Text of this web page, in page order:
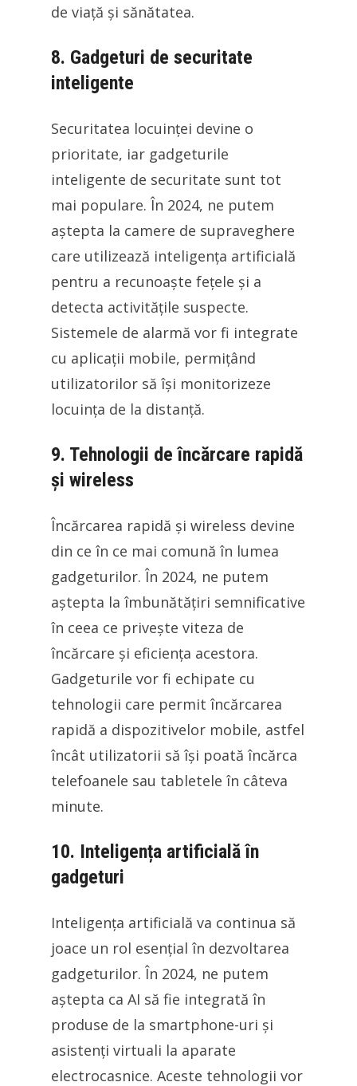
de viață și sănătatea.
8. Gadgeturi de securitate
inteligente
Securitatea locuinței devine o
prioritate, iar gadgeturile
inteligente de securitate sunt tot
mai populare. În 2024, ne putem
aștepta la camere de supraveghere
care utilizează inteligența artificială
pentru a recunoaște fețele și a
detecta activitățile suspecte.
Sistemele de alarmă vor fi integrate
cu aplicații mobile, permițând
utilizatorilor să își monitorizeze
locuința de la distanță.
9. Tehnologii de încărcare rapidă
și wireless
Încărcarea rapidă și wireless devine
din ce în ce mai comună în lumea
gadgeturilor. În 2024, ne putem
aștepta la îmbunătățiri semnificative
în ceea ce privește viteza de
încărcare și eficiența acestora.
Gadgeturile vor fi echipate cu
tehnologii care permit încărcarea
rapidă a dispozitivelor mobile, astfel
încât utilizatorii să își poată încărca
telefoanele sau tabletele în câteva
minute.
10. Inteligența artificială în
gadgeturi
Inteligența artificială va continua să
joace un rol esențial în dezvoltarea
gadgeturilor. În 2024, ne putem
aștepta ca AI să fie integrată în
produse de la smartphone-uri și
asistenți virtuali la aparate
electrocasnice. Aceste tehnologii vor